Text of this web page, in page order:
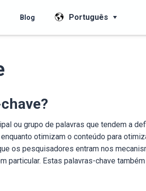
Blog Português
ou grupo de palavras que tendem a
otimizam o conteúdo para
os pesquisadores entram nos
particular. Estas palavras-chave